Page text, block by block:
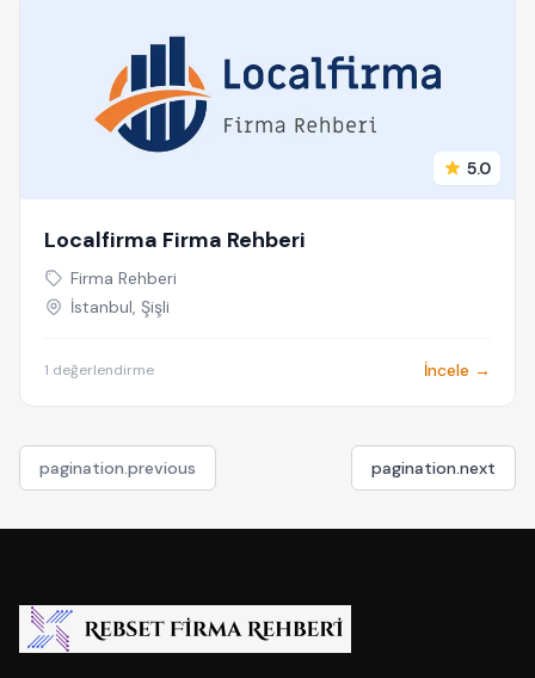
5.0
Localfirma Firma Rehberi
Firma Rehberi
İstanbul, Şişli
1 değerlendirme İncele →
pagination.previous pagination.next